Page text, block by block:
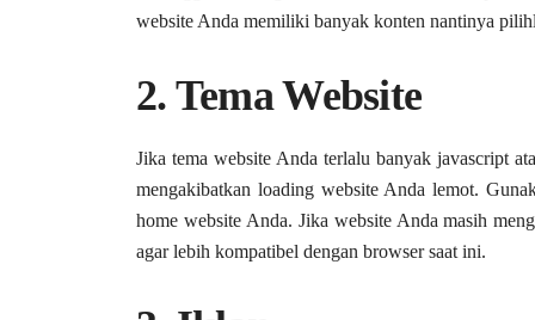
website Anda memiliki banyak konten nantinya
2. Tema Website
Jika tema website Anda terlalu banyak javascript
mengakibatkan loading website Anda lemot.
home website Anda. Jika website Anda masih
agar lebih kompatibel dengan browser saat ini.